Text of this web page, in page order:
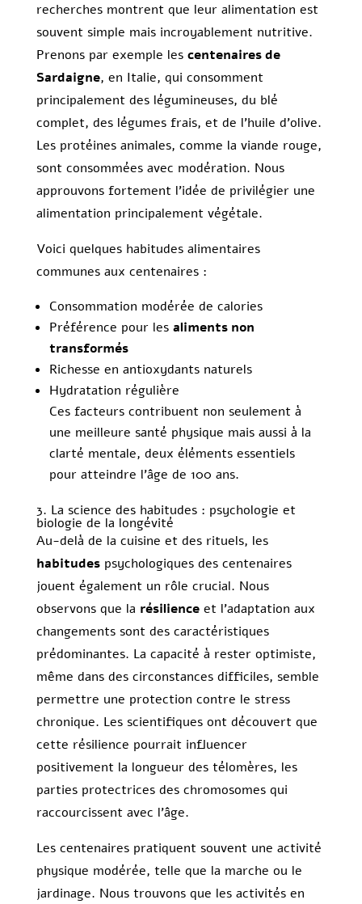
recherches montrent que leur alimentation est
souvent simple mais incroyablement nutritive.
Prenons par exemple les centenaires de
Sardaigne, en Italie, qui consomment
principalement des légumineuses, du blé
complet, des légumes frais, et de l’huile d’olive.
Les protéines animales, comme la viande rouge,
sont consommées avec modération. Nous
approuvons fortement l’idée de privilégier une
alimentation principalement végétale.
Voici quelques habitudes alimentaires
communes aux centenaires :
Consommation modérée de calories
Préférence pour les aliments non
transformés
Richesse en antioxydants naturels
Hydratation régulière
Ces facteurs contribuent non seulement à
une meilleure santé physique mais aussi à la
clarté mentale, deux éléments essentiels
pour atteindre l’âge de 100 ans.
3. La science des habitudes : psychologie et
biologie de la longévité
Au-delà de la cuisine et des rituels, les
habitudespsychologiques des centenaires
jouent également un rôle crucial. Nous
observons que la résilienceet l’adaptation aux
changements sont des caractéristiques
prédominantes. La capacité à rester optimiste,
même dans des circonstances difficiles, semble
permettre une protection contre le stress
chronique. Les scientifiques ont découvert que
cette résilience pourrait influencer
positivement la longueur des télomères, les
parties protectrices des chromosomes qui
raccourcissent avec l’âge.
Les centenaires pratiquent souvent une activité
physique modérée, telle que la marche ou le
jardinage. Nous trouvons que les activités en